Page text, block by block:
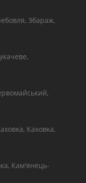
Збараж,
Каховка,
Кам'янець-